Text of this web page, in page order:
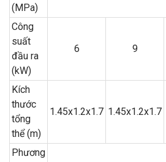
(MPa)
Công
suất
đầu ra
(kW)
6 9
Kích
thước
tổng
thể (m)
1.45x1.2x1.7 1.45x1.2x1.7
Phương